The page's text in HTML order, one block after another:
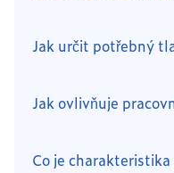
Jak určit potřebný
Jak ovlivňuje
Co je